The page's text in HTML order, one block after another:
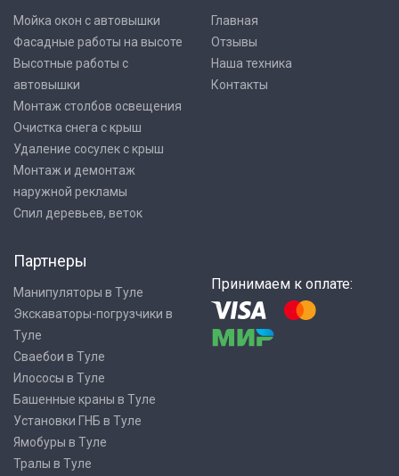
Мойка окон с автовышки
Фасадные работы на высоте
Высотные работы с
автовышки
Монтаж столбов освещения
Очистка снега с крыш
Удаление сосулек с крыш
Монтаж и демонтаж
наружной рекламы
Спил деревьев, веток
Главная
Отзывы
Наша техника
Контакты
Партнеры
Манипуляторы в Туле
Экскаваторы-погрузчики в
Туле
Сваебои в Туле
Илососы в Туле
Башенные краны в Туле
Установки ГНБ в Туле
Ямобуры в Туле
Тралы в Туле
Принимаем к оплате: